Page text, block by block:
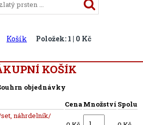
Košík Položek: 1 | 0 Kč
KOŠÍK
objednávky
CenaMnožství Spolu
náhrdelník/